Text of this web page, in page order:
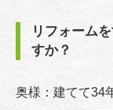
リフォーム
すか？
奥様：建てて34